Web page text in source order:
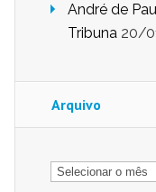
André de
Tribuna 20/
Arquivo
Arquivo